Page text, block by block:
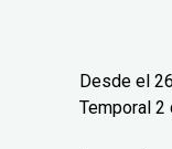
Desde el
Temporal 2